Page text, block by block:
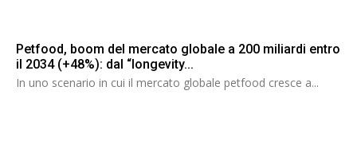
Petfood, boom del mercato globale a 200 miliardi entro
il 2034 (+48%): dal “longevity...
In uno scenario in cui il mercato globale petfood cresce a...